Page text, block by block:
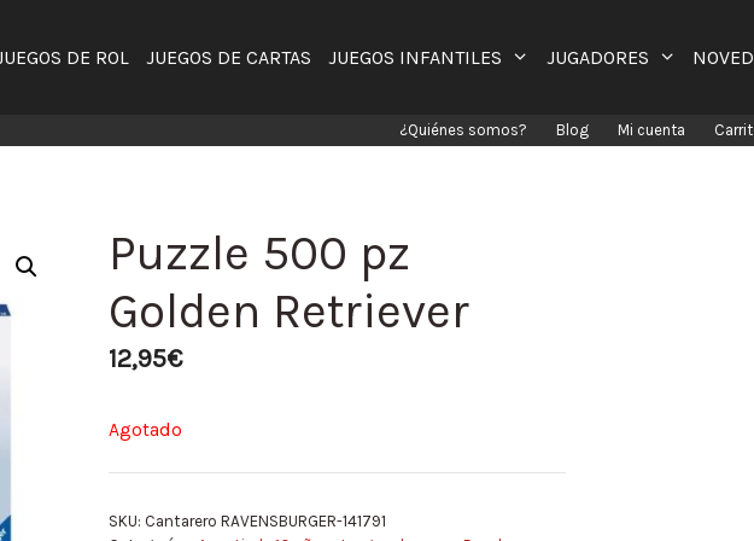
DE ROL JUEGOS DE CARTAS JUEGOS INFANTILES JUGADORES
¿Quiénes somos? Blog Mi cuenta
Puzzle 500 pz
Golden Retriever
12,95€
Agotado
SKU: Cantarero RAVENSBURGER-141791